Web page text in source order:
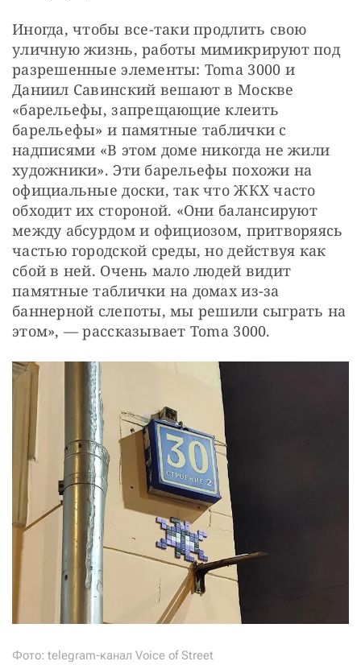
Иногда, чтобы все-таки продлить свою
уличную жизнь, работы мимикрируют под
разрешенные элементы: Toma 3000 и
Даниил Савинский вешают в Москве
«барельефы, запрещающие клеить
барельефы» и памятные таблички с
надписями «В этом доме никогда не жили
художники». Эти барельефы похожи на
официальные доски, так что ЖКХ часто
обходит их стороной. «Они балансируют
между абсурдом и официозом, притворяясь
частью городской среды, но действуя как
сбой в ней. Очень мало людей видит
памятные таблички на домах из-за
баннерной слепоты, мы решили сыграть на
этом», — рассказывает Tomа 3000.
Фото: telegram-канал Voice of Street